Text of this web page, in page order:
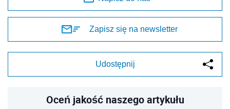
Zapisz się na newsletter
Udostępnij
Oceń jakość naszego artykułu